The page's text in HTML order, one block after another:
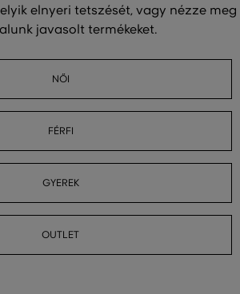
elnyeri tetszését, vagy nézze meg
javasolt termékeket.
NŐI
FÉRFI
GYEREK
OUTLET